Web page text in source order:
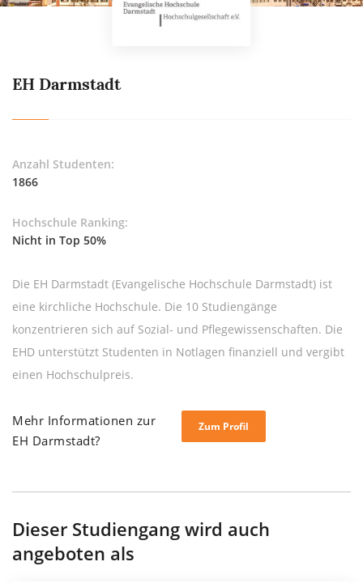
EH Darmstadt
Anzahl Studenten:
1866
Hochschule Ranking:
Nicht in Top 50%
Die EH Darmstadt (Evangelische Hochschule Darmstadt) ist
eine kirchliche Hochschule. Die 10 Studiengänge
konzentrieren sich auf Sozial- und Pflegewissenschaften. Die
EHD unterstützt Studenten in Notlagen finanziell und vergibt
einen Hochschulpreis.
Mehr Informationen zur
EH Darmstadt?
Zum Profil
Dieser Studiengang wird auch
angeboten als